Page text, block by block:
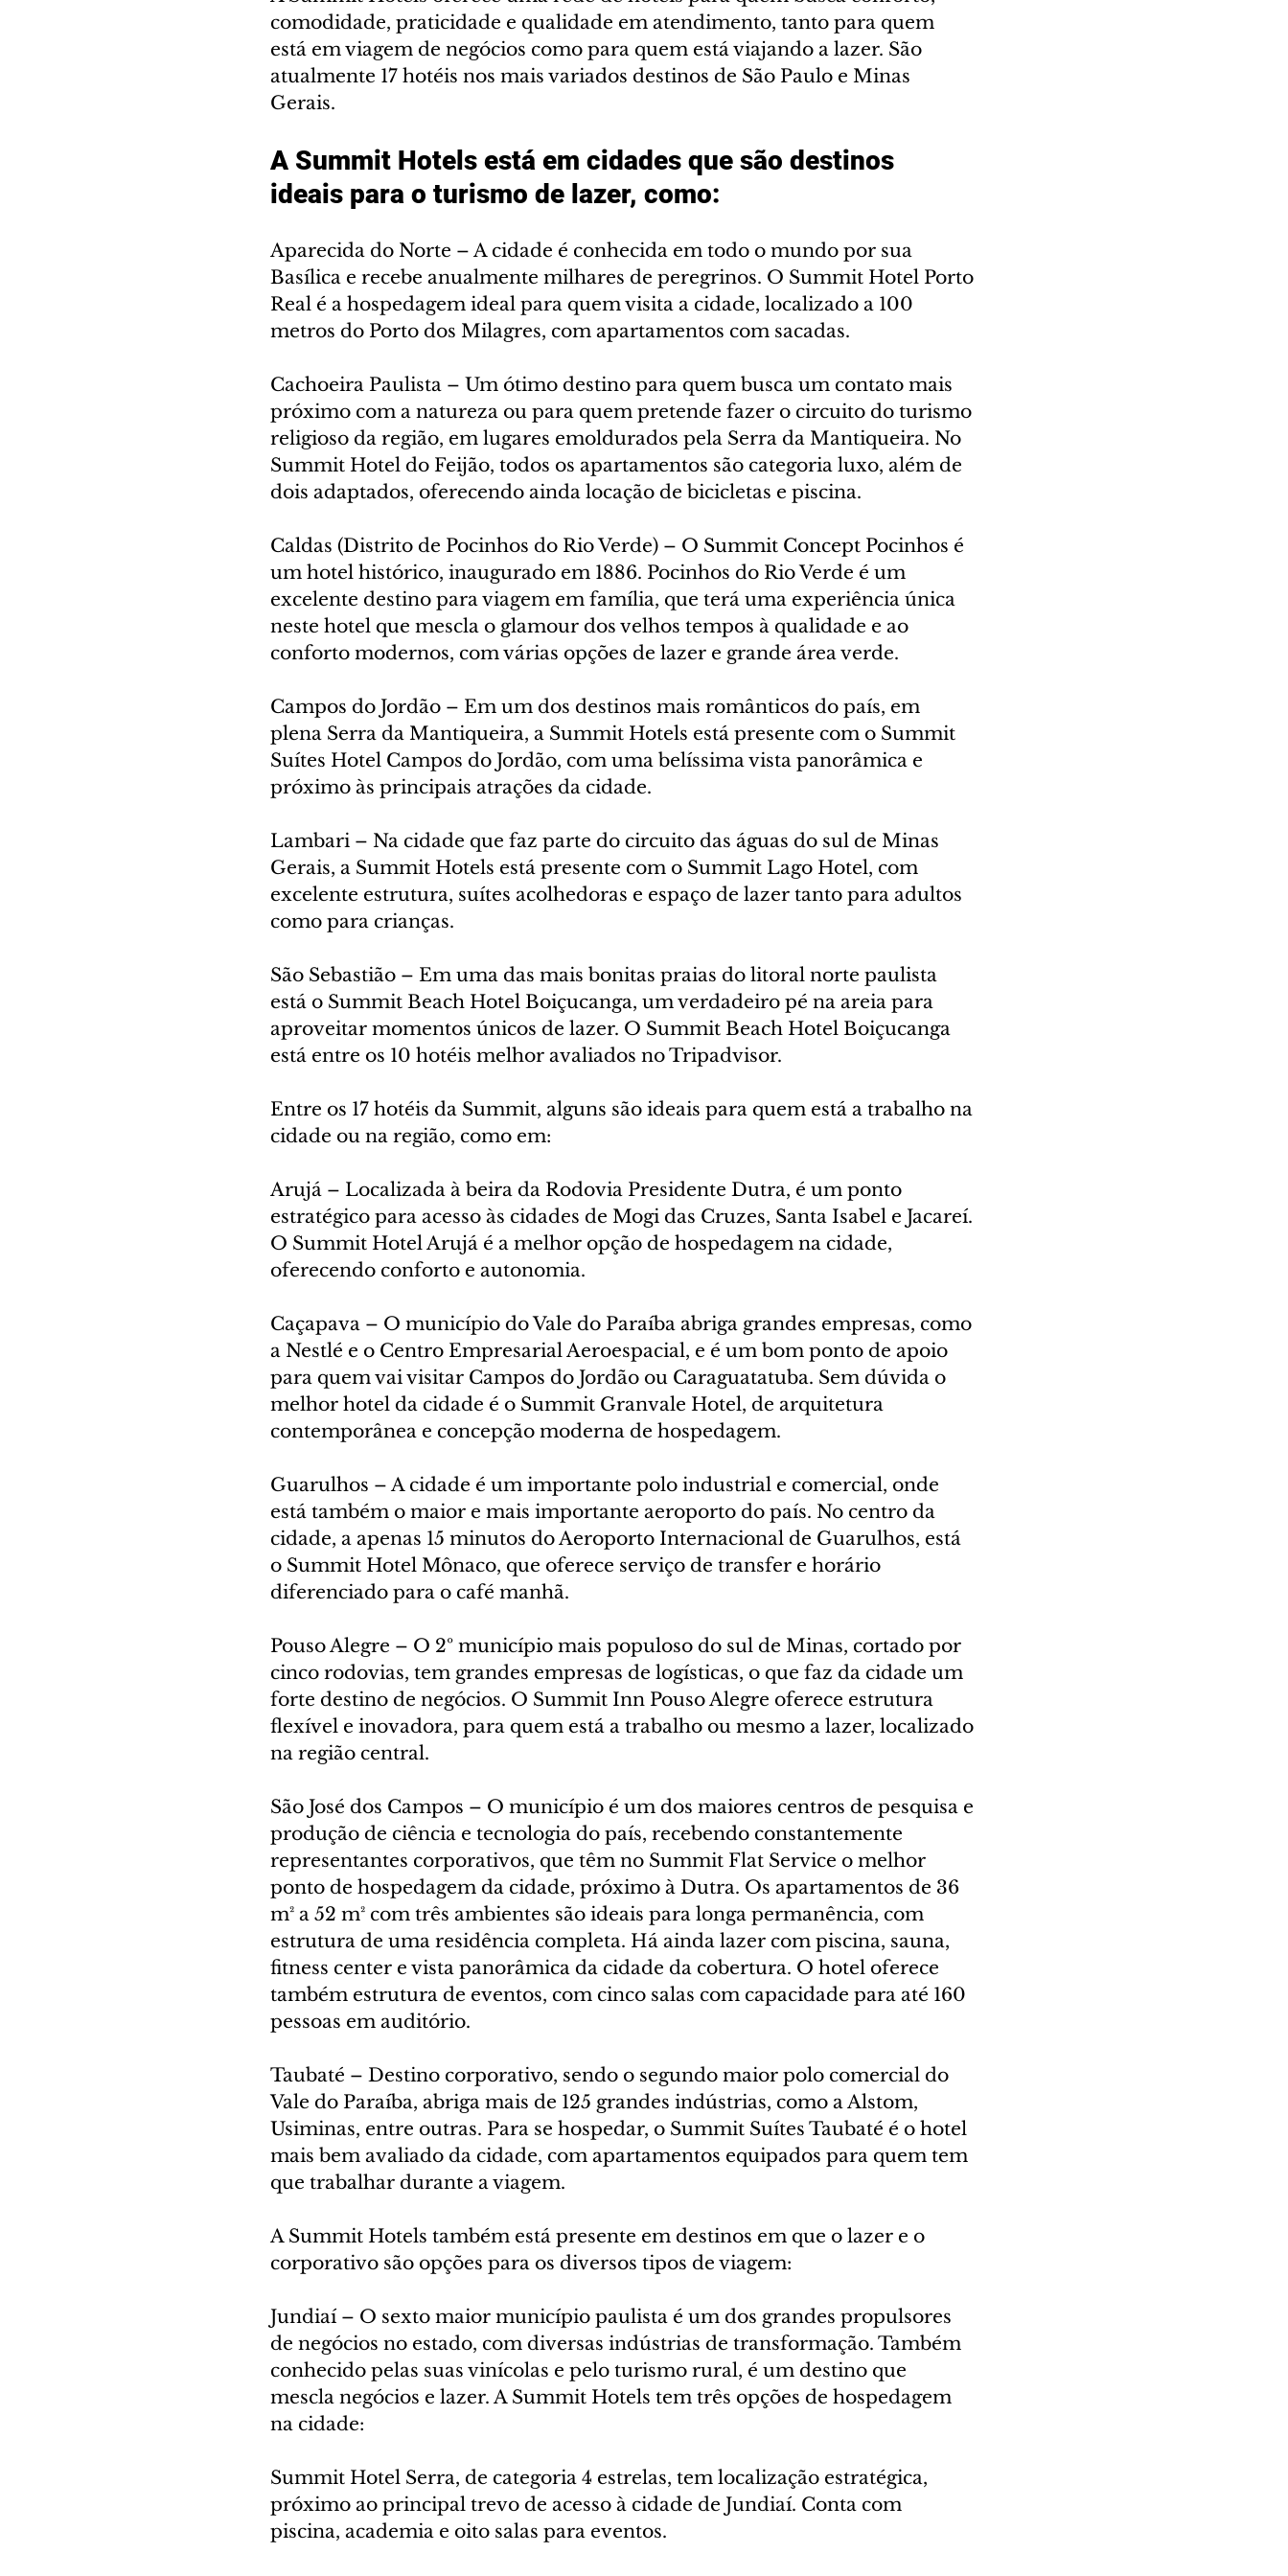
comodidade, praticidade e qualidade em atendimento, tanto para quem
está em viagem de negócios como para quem está viajando a lazer. São
atualmente 17 hotéis nos mais variados destinos de São Paulo e Minas
Gerais.
A Summit Hotels está em cidades que são destinos
ideais para o turismo de lazer, como:
Aparecida do Norte – A cidade é conhecida em todo o mundo por sua
Basílica e recebe anualmente milhares de peregrinos. O Summit Hotel Porto
Real é a hospedagem ideal para quem visita a cidade, localizado a 100
metros do Porto dos Milagres, com apartamentos com sacadas.
Cachoeira Paulista – Um ótimo destino para quem busca um contato mais
próximo com a natureza ou para quem pretende fazer o circuito do turismo
religioso da região, em lugares emoldurados pela Serra da Mantiqueira. No
Summit Hotel do Feijão, todos os apartamentos são categoria luxo, além de
dois adaptados, oferecendo ainda locação de bicicletas e piscina.
Caldas (Distrito de Pocinhos do Rio Verde) – O Summit Concept Pocinhos é
um hotel histórico, inaugurado em 1886. Pocinhos do Rio Verde é um
excelente destino para viagem em família, que terá uma experiência única
neste hotel que mescla o glamour dos velhos tempos à qualidade e ao
conforto modernos, com várias opções de lazer e grande área verde.
Campos do Jordão – Em um dos destinos mais românticos do país, em
plena Serra da Mantiqueira, a Summit Hotels está presente com o Summit
Suítes Hotel Campos do Jordão, com uma belíssima vista panorâmica e
próximo às principais atrações da cidade.
Lambari – Na cidade que faz parte do circuito das águas do sul de Minas
Gerais, a Summit Hotels está presente com o Summit Lago Hotel, com
excelente estrutura, suítes acolhedoras e espaço de lazer tanto para adultos
como para crianças.
São Sebastião – Em uma das mais bonitas praias do litoral norte paulista
está o Summit Beach Hotel Boiçucanga, um verdadeiro pé na areia para
aproveitar momentos únicos de lazer. O Summit Beach Hotel Boiçucanga
está entre os 10 hotéis melhor avaliados no Tripadvisor.
Entre os 17 hotéis da Summit, alguns são ideais para quem está a trabalho na
cidade ou na região, como em:
Arujá – Localizada à beira da Rodovia Presidente Dutra, é um ponto
estratégico para acesso às cidades de Mogi das Cruzes, Santa Isabel e Jacareí.
O Summit Hotel Arujá é a melhor opção de hospedagem na cidade,
oferecendo conforto e autonomia.
Caçapava – O município do Vale do Paraíba abriga grandes empresas, como
a Nestlé e o Centro Empresarial Aeroespacial, e é um bom ponto de apoio
para quem vai visitar Campos do Jordão ou Caraguatatuba. Sem dúvida o
melhor hotel da cidade é o Summit Granvale Hotel, de arquitetura
contemporânea e concepção moderna de hospedagem.
Guarulhos – A cidade é um importante polo industrial e comercial, onde
está também o maior e mais importante aeroporto do país. No centro da
cidade, a apenas 15 minutos do Aeroporto Internacional de Guarulhos, está
o Summit Hotel Mônaco, que oferece serviço de transfer e horário
diferenciado para o café manhã.
Pouso Alegre – O 2º município mais populoso do sul de Minas, cortado por
cinco rodovias, tem grandes empresas de logísticas, o que faz da cidade um
forte destino de negócios. O Summit Inn Pouso Alegre oferece estrutura
flexível e inovadora, para quem está a trabalho ou mesmo a lazer, localizado
na região central.
São José dos Campos – O município é um dos maiores centros de pesquisa e
produção de ciência e tecnologia do país, recebendo constantemente
representantes corporativos, que têm no Summit Flat Service o melhor
ponto de hospedagem da cidade, próximo à Dutra. Os apartamentos de 36
m² a 52 m² com três ambientes são ideais para longa permanência, com
estrutura de uma residência completa. Há ainda lazer com piscina, sauna,
fitness center e vista panorâmica da cidade da cobertura. O hotel oferece
também estrutura de eventos, com cinco salas com capacidade para até 160
pessoas em auditório.
Taubaté – Destino corporativo, sendo o segundo maior polo comercial do
Vale do Paraíba, abriga mais de 125 grandes indústrias, como a Alstom,
Usiminas, entre outras. Para se hospedar, o Summit Suítes Taubaté é o hotel
mais bem avaliado da cidade, com apartamentos equipados para quem tem
que trabalhar durante a viagem.
A Summit Hotels também está presente em destinos em que o lazer e o
corporativo são opções para os diversos tipos de viagem:
Jundiaí – O sexto maior município paulista é um dos grandes propulsores
de negócios no estado, com diversas indústrias de transformação. Também
conhecido pelas suas vinícolas e pelo turismo rural, é um destino que
mescla negócios e lazer. A Summit Hotels tem três opções de hospedagem
na cidade:
Summit Hotel Serra, de categoria 4 estrelas, tem localização estratégica,
próximo ao principal trevo de acesso à cidade de Jundiaí. Conta com
piscina, academia e oito salas para eventos.